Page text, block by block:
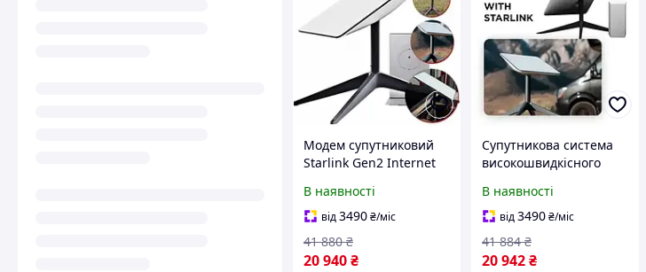
Модем супутниковий
Starlink Gen2 Internet
Старлінк
маршрутизатор,
Комплект для
інтернету
В наявності
від3490₴/міс
20 940₴
41 880 ₴
Супутникова система
високошвидкісного
Internet Satellite Dish
Kit v2, Термінал
старлінк, Комплект
старлінк
В наявності
від3490₴/міс
20 942₴
41 884 ₴